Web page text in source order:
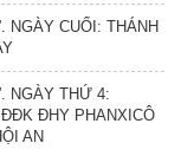
NGÀY CUỐI: THÁNH
NGÀY THỨ 4:
ĐHY PHANXICÔ
AN